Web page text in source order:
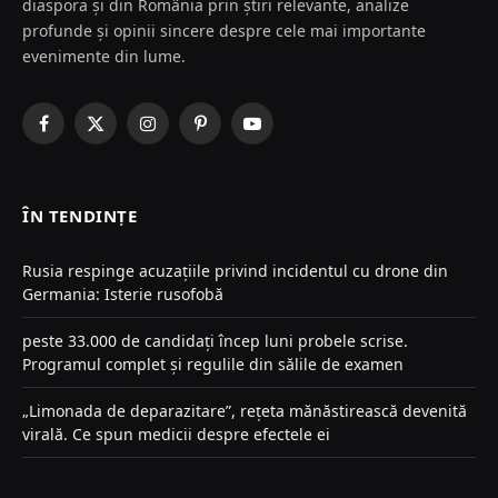
diaspora și din România prin știri relevante, analize
profunde și opinii sincere despre cele mai importante
evenimente din lume.
Facebook
X
InstagramPinterestYouTube
ÎN TENDINȚE
Rusia respinge acuzațiile privind incidentul cu drone din
Germania: Isterie rusofobă
peste 33.000 de candidați încep luni probele scrise.
Programul complet și regulile din sălile de examen
„Limonada de deparazitare”, rețeta mănăstirească devenită
virală. Ce spun medicii despre efectele ei